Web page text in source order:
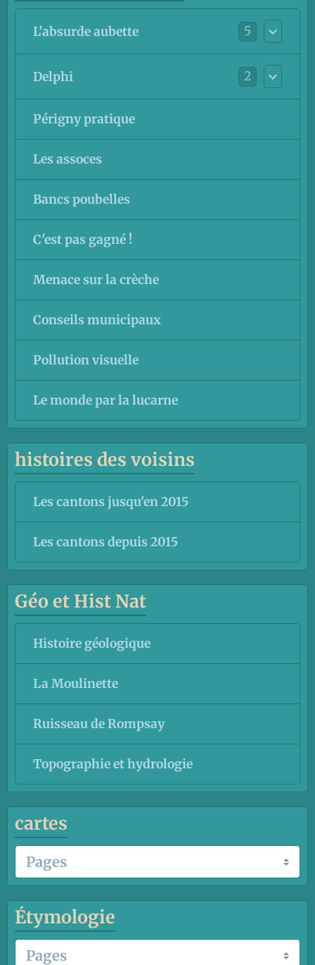
L'absurde aubette 5
Delphi 2
Périgny pratique
Les assoces
Bancs poubelles
C'est pas gagné !
Menace sur la crèche
Conseils municipaux
Pollution visuelle
Le monde par la lucarne
histoires des voisins
Les cantons jusqu'en 2015
Les cantons depuis 2015
Géo et Hist Nat
Histoire géologique
La Moulinette
Ruisseau de Rompsay
Topographie et hydrologie
cartes
Étymologie